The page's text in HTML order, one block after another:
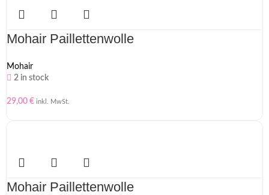
Mohair Paillettenwolle
Mohair
2 in stock
29,00 € inkl. MwSt.
Mohair Paillettenwolle